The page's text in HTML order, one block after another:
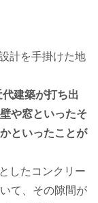
計を手掛けた地
代建築が打ち出
や窓といったそ
といったことが
したコンクリー
て、その隙間が